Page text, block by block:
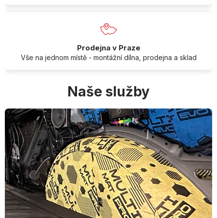
Prodejna v Praze
Vše na jednom místě - montážní dílna, prodejna a sklad
Naše služby